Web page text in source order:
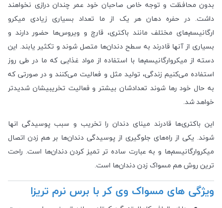
بدون محافظت و توجه خاص صاحبان خود عمر چندان درازی نخواهند
داشت. در حفره دهان هر یک از ما تعداد بسیاری زیادی میکرو
ارگانیسم‌های مختلف مانند باکتری، قارچ و ویروس‌ها حضور دارند و
بسیاری از آنها قادرند به سطح دندان‌ها متصل شوند و تکثیر یابند. این
دسته از میکروارگانیسم‌ها با استفاده از مواد غذایی که ما در طی روز
استفاده می‌کنیم زندگی، تولید مثل و فعالیت می‌کنند و در صورتی که
به حال خود رها شوند تعدادشان بیشتر و فعالیت تخریبیشان شدیدتر
خواهد شد.
این باکتری‌ها قادرند مینای دندان را تخریب و سبب پوسیدگی انها
شوند. یکی از راه‌های جلوگیری از پوسیدگی دندان‌ها بر هم زدن اتصال
میکروارگانیسم‌ها و به عبارت ساده تر تمیز کردن دندان‌ها است. راحت
ترین روش هم مسواک زدن دندان‌ها است.
ویژگی های مسواک وی کر با برس نرم تریزا